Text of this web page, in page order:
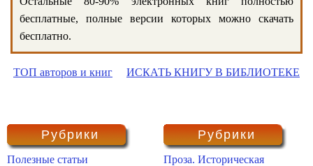
бесплатные, полные версии которых можно скачать
бесплатно.
ТОП авторов и книг ИСКАТЬ КНИГУ В БИБЛИОТЕКЕ
Рубрики
Полезные статьи
Рубрики
Проза. Историческая